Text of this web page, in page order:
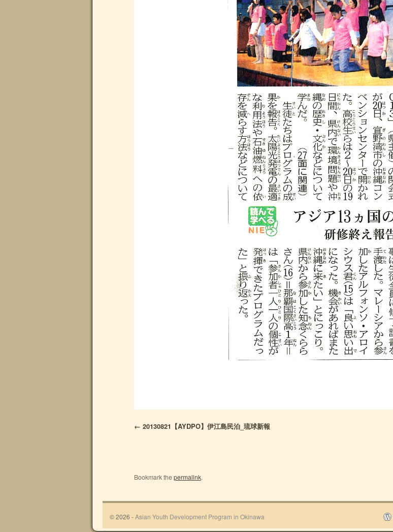
20130821【AYDPO】伊江島民泊_琉球新報
Bookmark thepermalink.
© 2026 -Asian Youth Development Program in Okinawa